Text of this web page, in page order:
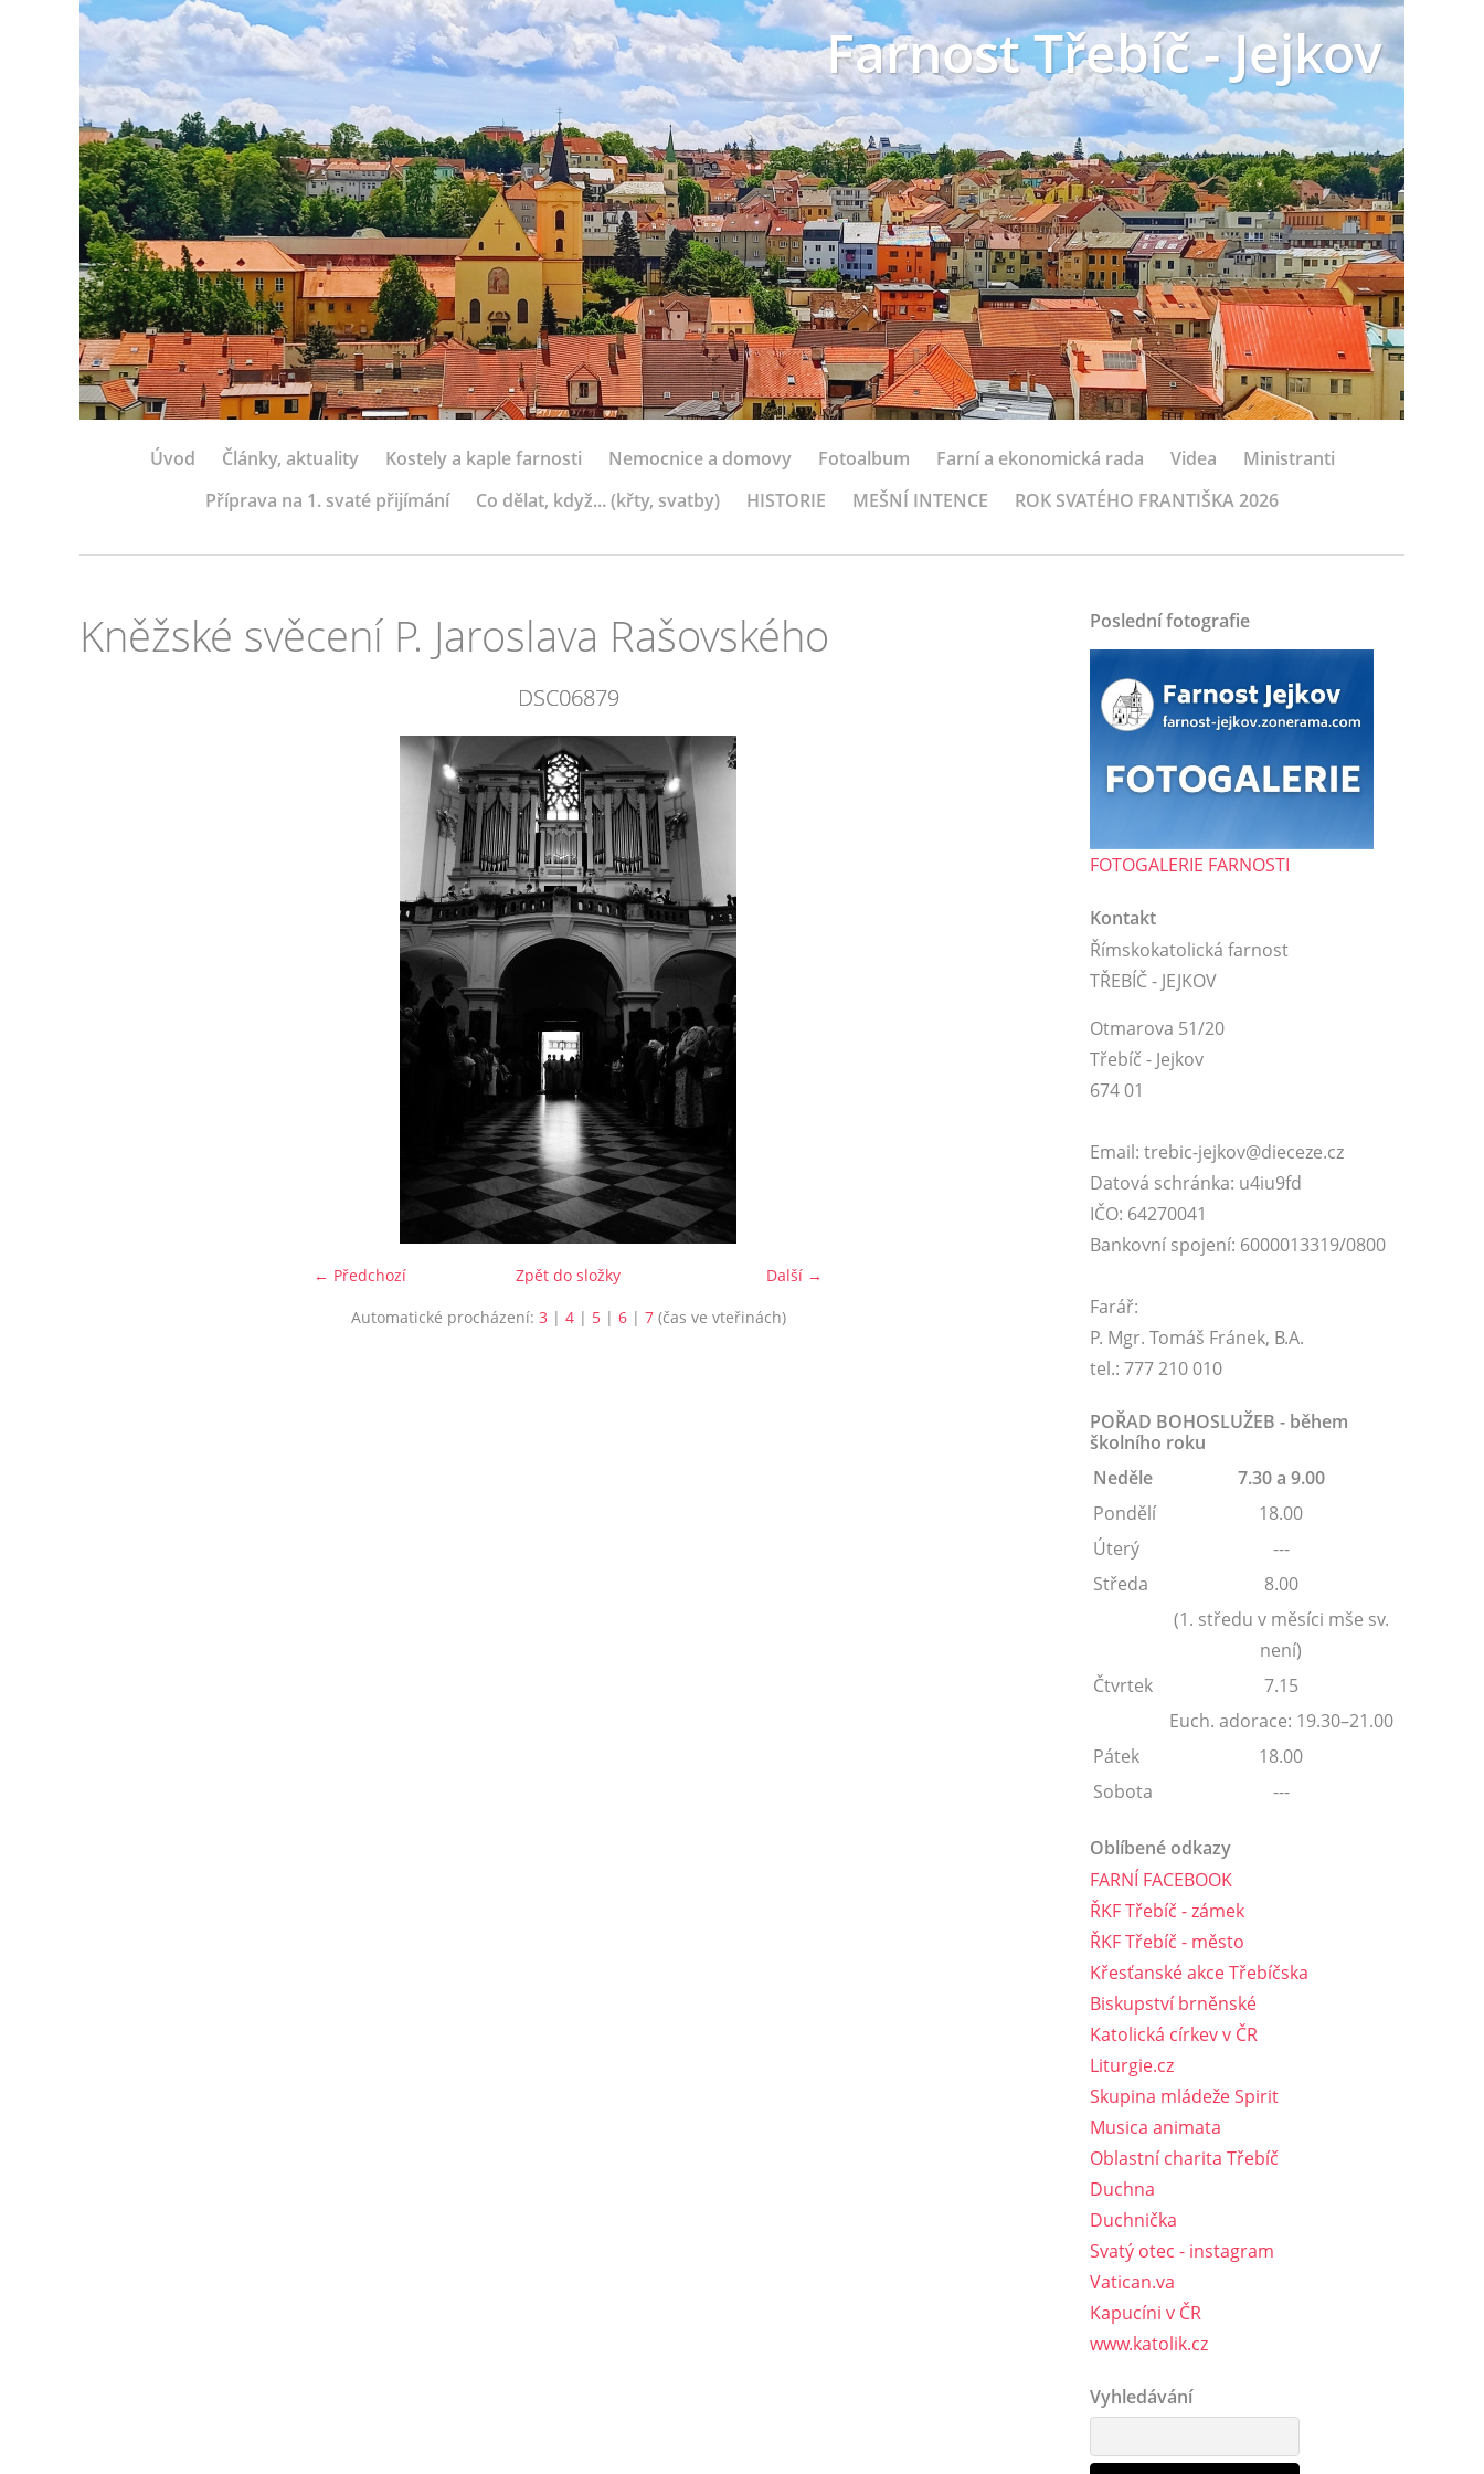
Farnost Třebíč - Jejkov
Úvod Články, aktuality Kostely a kaple farnosti Nemocnice a domovy Fotoalbum Farní a ekonomická rada Videa
Ministranti
Příprava na 1. svaté přijímání
Co dělat, když... (křty, svatby) HISTORIE MEŠNÍ INTENCE ROK SVATÉHO FRANTIŠKA 2026
Kněžské svěcení P. Jaroslava Rašovského
DSC06879
← Předchozí Další →
Zpět do složky
Automatické procházení: 3 | 4| 5| 6| 7(čas ve vteřinách)
Poslední fotografie
FOTOGALERIE FARNOSTI
Kontakt
Římskokatolická farnost
TŘEBÍČ - JEJKOV
Otmarova 51/20
Třebíč - Jejkov
674 01
Email: trebic-jejkov@dieceze.cz
Datová schránka: u4iu9fd
IČO: 64270041
Bankovní spojení: 6000013319/0800
Farář:
P. Mgr. Tomáš Fránek, B.A.
tel.: 777 210 010
POŘAD BOHOSLUŽEB - během
školního roku
Neděle
7.30 a 9.00
Pondělí
18.00
Úterý
---
Středa
8.00
(1. středu v měsíci mše sv.
není)
Čtvrtek
7.15
Euch. adorace: 19.30–21.00
Pátek
18.00
Sobota
---
Oblíbené odkazy
FARNÍ FACEBOOK
ŘKF Třebíč - zámek
ŘKF Třebíč - město
Křesťanské akce Třebíčska
Biskupství brněnské
Katolická církev v ČR
Liturgie.cz
Skupina mládeže Spirit
Musica animata
Oblastní charita Třebíč
Duchna
Duchnička
Svatý otec - instagram
Vatican.va
Kapucíni v ČR
www.katolik.cz
Vyhledávání